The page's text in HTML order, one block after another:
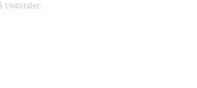
1940-talet.